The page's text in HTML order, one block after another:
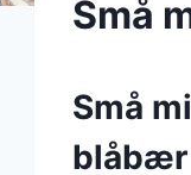
Små
Små
blåbær